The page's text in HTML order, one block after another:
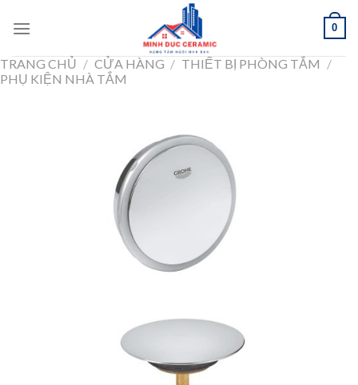
0
TRANG CHỦ / CỬA HÀNG / THIẾT BỊ PHÒNG TẮM /
PHỤ KIỆN NHÀ TẮM